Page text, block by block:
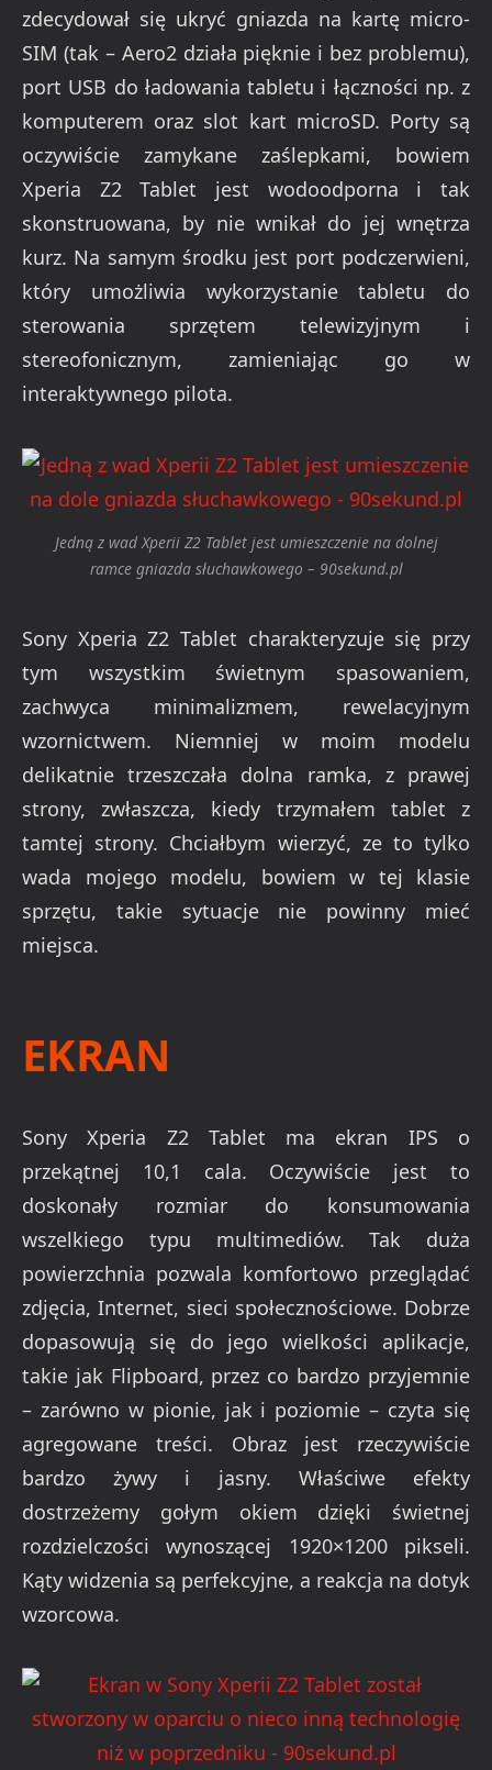
zdecydował się ukryć gniazda na kartę micro-
SIM (tak – Aero2 działa pięknie i bez problemu),
port USB do ładowania tabletu i łączności np. z
komputerem oraz slot kart microSD. Porty są
oczywiście zamykane zaślepkami, bowiem
Xperia Z2 Tablet jest wodoodporna i tak
skonstruowana, by nie wnikał do jej wnętrza
kurz. Na samym środku jest port podczerwieni,
który umożliwia wykorzystanie tabletu do
sterowania sprzętem telewizyjnym i
stereofonicznym, zamieniając go w
interaktywnego pilota.
Jedną z wad Xperii Z2 Tablet jest umieszczenie na dolnej
ramce gniazda słuchawkowego – 90sekund.pl
Sony Xperia Z2 Tablet charakteryzuje się przy
tym wszystkim świetnym spasowaniem,
zachwyca minimalizmem, rewelacyjnym
wzornictwem. Niemniej w moim modelu
delikatnie trzeszczała dolna ramka, z prawej
strony, zwłaszcza, kiedy trzymałem tablet z
tamtej strony. Chciałbym wierzyć, ze to tylko
wada mojego modelu, bowiem w tej klasie
sprzętu, takie sytuacje nie powinny mieć
miejsca.
EKRAN
Sony Xperia Z2 Tablet ma ekran IPS o
przekątnej 10,1 cala. Oczywiście jest to
doskonały rozmiar do konsumowania
wszelkiego typu multimediów. Tak duża
powierzchnia pozwala komfortowo przeglądać
zdjęcia, Internet, sieci społecznościowe. Dobrze
dopasowują się do jego wielkości aplikacje,
takie jak Flipboard, przez co bardzo przyjemnie
– zarówno w pionie, jak i poziomie – czyta się
agregowane treści. Obraz jest rzeczywiście
bardzo żywy i jasny. Właściwe efekty
dostrzeżemy gołym okiem dzięki świetnej
rozdzielczości wynoszącej 1920×1200 pikseli.
Kąty widzenia są perfekcyjne, a reakcja na dotyk
wzorcowa.